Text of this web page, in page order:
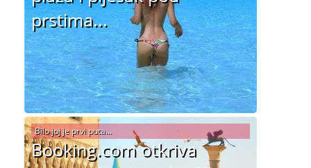
prstima...
Booking.com otkriva
Bilo joj je prvi puta...